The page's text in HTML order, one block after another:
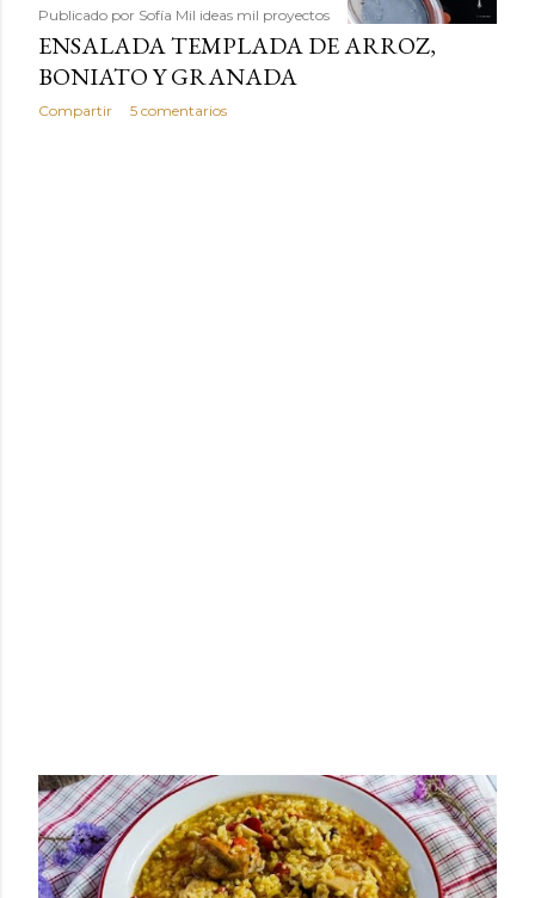
Publicado por Sofía Mil ideas mil proyectos
ENSALADA TEMPLADA DE ARROZ,
BONIATO Y GRANADA
Compartir 5 comentarios